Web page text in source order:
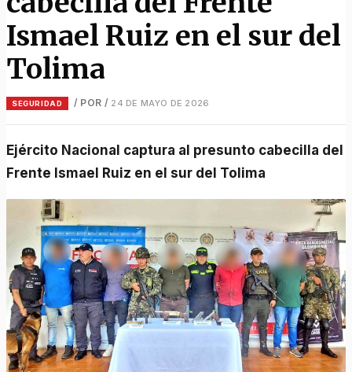
Ismael Ruiz en el sur del
Tolima
SEGURIDAD / POR / 24 DE MAYO DE 2026
Ejército Nacional captura al presunto cabecilla del
Frente Ismael Ruiz en el sur del Tolima